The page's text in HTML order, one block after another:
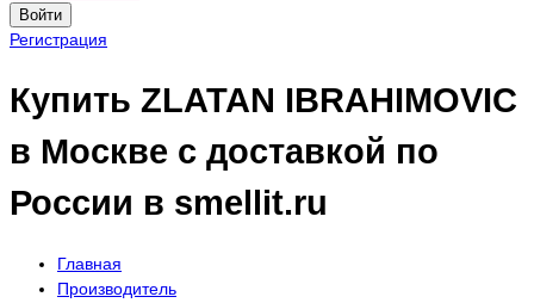
Войти
Регистрация
Купить ZLATAN IBRAHIMOVIC
в Москве с доставкой по
России в smellit.ru
Главная
Производитель